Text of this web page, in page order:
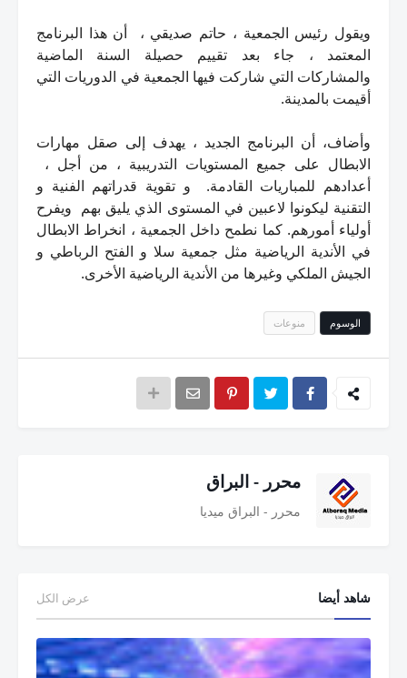
ويقول رئيس الجمعية ، حاتم صديقي ، أن هذا البرنامج
المعتمد ، جاء بعد تقييم حصيلة السنة الماضية
والمشاركات التي شاركت فيها الجمعية في الدوريات التي
أقيمت بالمدينة.
وأضاف، أن البرنامج الجديد ، يهدف إلى صقل مهارات
الابطال على جميع المستويات التدريبية ، من أجل ،
أعدادهم للمباريات القادمة. و تقوية قدراتهم الفنية و
التقنية ليكونوا لاعبين في المستوى الذي يليق بهم ويفرح
أولياء أمورهم. كما نطمح داخل الجمعية ، انخراط الابطال
في الأندية الرياضية مثل جمعية سلا و الفتح الرباطي و
الجيش الملكي وغيرها من الأندية الرياضية الأخرى.
الوسوم منوعات
محرر - البراق
محرر - البراق ميديا
شاهد أيضا عرض الكل